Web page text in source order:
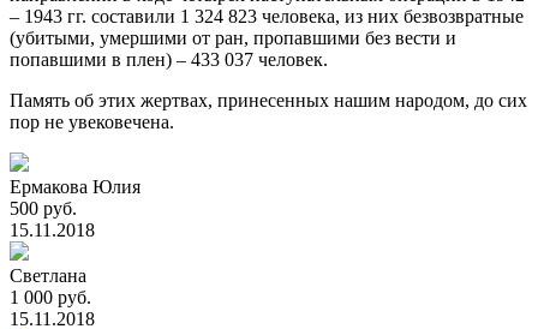
– 1943 гг. составили 1 324 823 человека, из них безвозвратные
(убитыми, умершими от ран, пропавшими без вести и
попавшими в плен) – 433 037 человек.
Память об этих жертвах, принесенных нашим народом, до сих
пор не увековечена.
Ермакова Юлия
500 руб.
15.11.2018
Светлана
1 000 руб.
15.11.2018